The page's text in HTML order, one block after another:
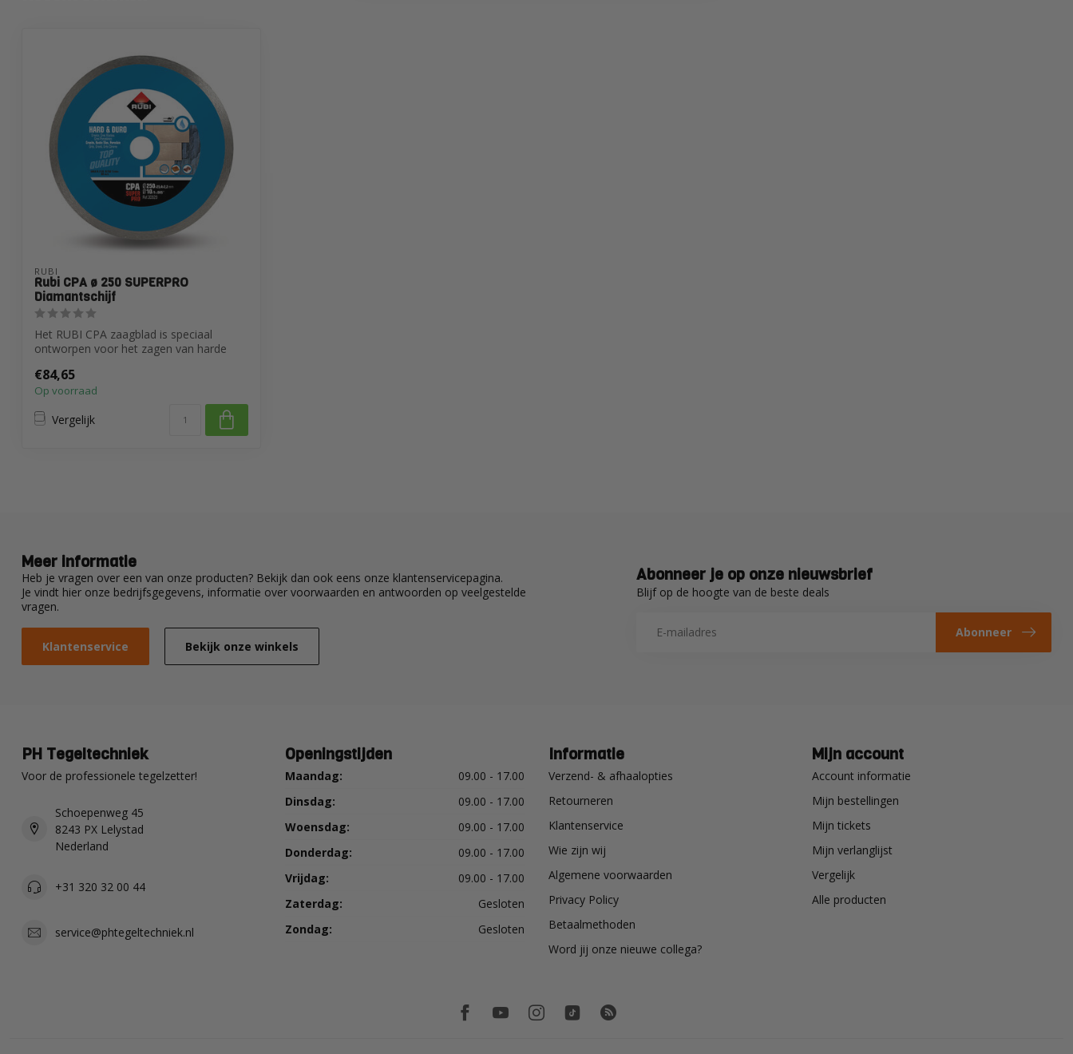
RUBI
Rubi CPA ø 250 SUPERPRO
Diamantschijf
Het RUBI CPA zaagblad is speciaal
ontworpen voor het zagen van harde
€84,65
Op voorraad
Vergelijk
Meer informatie
Heb je vragen over een van onze producten? Bekijk dan ook eens onze klantenservicepagina.
Je vindt hier onze bedrijfsgegevens, informatie over voorwaarden en antwoorden op veelgestelde
vragen.
Klantenservice Bekijk onze winkels
Abonneer je op onze nieuwsbrief
Blijf op de hoogte van de beste deals
Abonneer
PH Tegeltechniek
Voor de professionele tegelzetter!
Schoepenweg 45
8243 PX Lelystad
Nederland
+31 320 32 00 44
service@phtegeltechniek.nl
Openingstijden
Maandag:
09.00 - 17.00
Dinsdag:
09.00 - 17.00
Woensdag:
09.00 - 17.00
Donderdag:
09.00 - 17.00
Vrijdag:
09.00 - 17.00
Zaterdag:
Gesloten
Zondag:
Gesloten
Informatie
Verzend- & afhaalopties
Retourneren
Klantenservice
Wie zijn wij
Algemene voorwaarden
Privacy Policy
Betaalmethoden
Word jij onze nieuwe collega?
Mijn account
Account informatie
Mijn bestellingen
Mijn tickets
Mijn verlanglijst
Vergelijk
Alle producten